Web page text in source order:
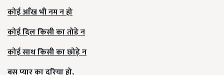
कोई आँख भी नम न हो
कोई दिल किसी का तोड़े न
कोई साथ किसी का छोड़े न